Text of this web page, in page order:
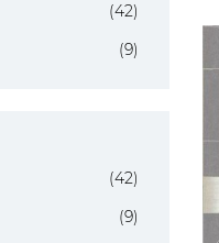
(42)
(9)
(42)
(9)